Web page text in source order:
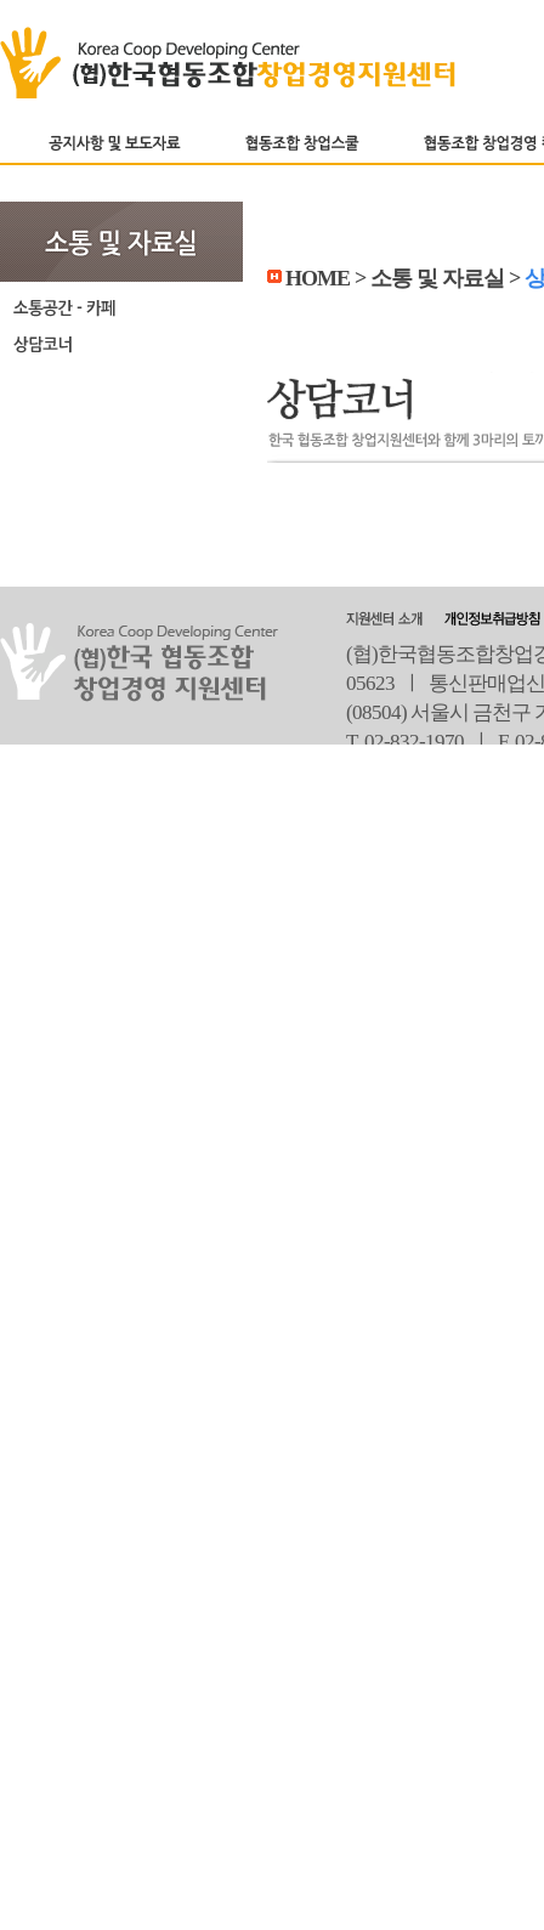
HOME > 소통 및 자료실 >
(협)한국협동조합창업
05623 ㅣ 통신판매업
(08504) 서울시 금천구
T 02-832-1970 ㅣF